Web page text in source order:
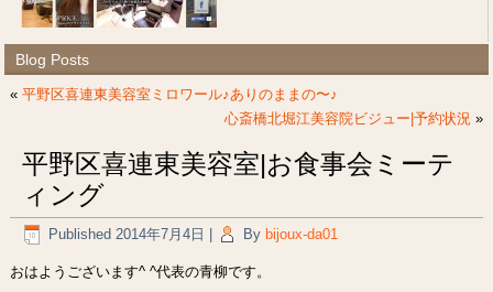
Blog Posts
«平野区喜連東美容室ミロワール♪ありのままの〜♪
心斎橋北堀江美容院ビジュー|予約状況 »
平野区喜連東美容室|お食事会ミーテ
ィング
Published 2014年7月4日 By bijoux-da01
おはようございます^ ^代表の青柳です。